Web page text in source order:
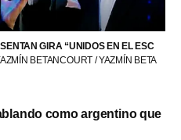
GIRA “UNIDOS EN EL ESC
BETANCOURT / YAZMÍN BETA
como argentino que